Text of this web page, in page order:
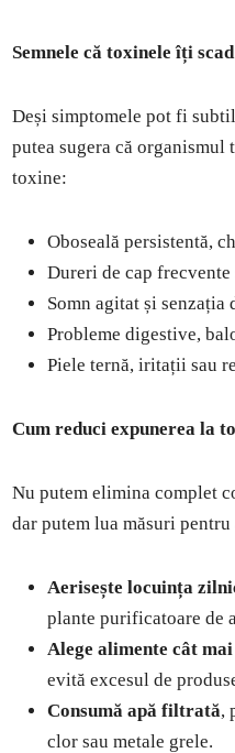
Semnele că toxinele îți
Deși simptomele pot fi
putea sugera că organismul
toxine:
Oboseală persistentă,
Dureri de cap
Somn agitat și senzația
Probleme digestive,
Piele ternă, iritații sau
Cum reduci expunerea la
Nu putem elimina complet
dar putem lua măsuri
Aerisește locuința
plante purificatoare de
Alege alimente cât
evită excesul de
Consumă apă filtrată,
clor sau metale grele.